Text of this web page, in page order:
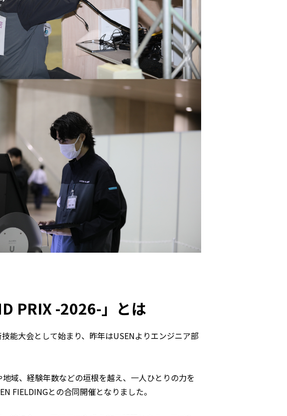
PRIX -2026-」とは
能大会として始まり、昨年はUSENよりエンジニア部
域、経験年数などの垣根を越え、一人ひとりの力を
FIELDINGとの合同開催となりました。